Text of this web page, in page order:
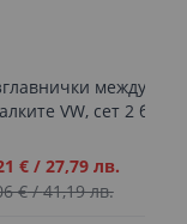
между
VW, сет 2 броя
€/ 27,79 лв.
€/41,19 лв.